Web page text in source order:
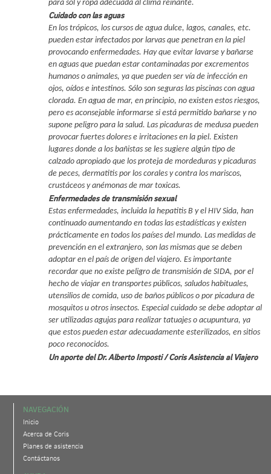
para sol y ropa adecuada al clima reinante.
Cuidado con las aguas
En los trópicos, los cursos de agua dulce, lagos, canales, etc.
pueden estar infectados por larvas que penetran en la piel
provocando enfermedades. Hay que evitar lavarse y bañarse
en aguas que puedan estar contaminadas por excrementos
humanos o animales, ya que pueden ser vía de infección en
ojos, oídos e intestinos. Sólo son seguras las piscinas con agua
clorada. En agua de mar, en principio, no existen estos riesgos,
pero es aconsejable informarse si está permitido bañarse y no
supone peligro para la salud. Las picaduras de medusa pueden
provocar fuertes dolores e irritaciones en la piel. Existen
lugares donde a los bañistas se les sugiere algún tipo de
calzado apropiado que los proteja de mordeduras y picaduras
de peces, dermatitis por los corales y contra los mariscos,
crustáceos y anémonas de mar toxicas.
Enfermedades de transmisión sexual
Estas enfermedades, incluida la hepatitis B y el HIV Sida, han
continuado aumentando en todas las estadísticas y existen
prácticamente en todos los países del mundo. Las medidas de
prevención en el extranjero, son las mismas que se deben
adoptar en el país de origen del viajero. Es importante
recordar que no existe peligro de transmisión de SIDA, por el
hecho de viajar en transportes públicos, saludos habituales,
utensilios de comida, uso de baños públicos o por picadura de
mosquitos u otros insectos. Especial cuidado se debe adoptar al
ser utilizadas agujas para realizar tatuajes o acupuntura, ya
que estos pueden estar adecuadamente esterilizados, en sitios
poco reconocidos.
Un aporte del Dr. Alberto Imposti / Coris Asistencia al Viajero
NAVEGACIÓN
Inicio
Acerca de Coris
Planes de asistencia
Contáctanos